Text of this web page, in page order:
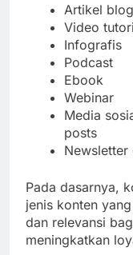
Artikel blog
Video
Infografis
Podcast
Ebook
Webinar
Media
posts
Newsletter
Pada dasarnya,
jenis konten
dan relevansi
meningkatkan